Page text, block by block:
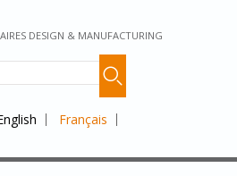
DESIGN & MANUFACTURING
Français